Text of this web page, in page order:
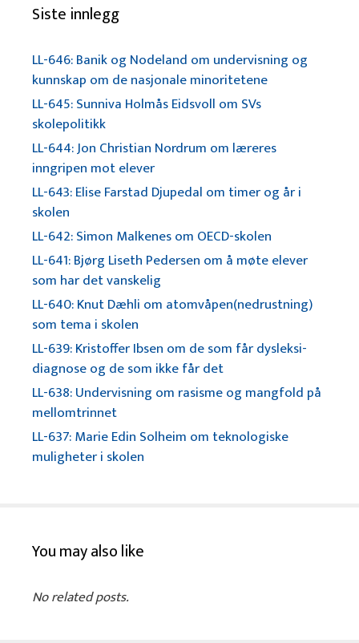
Siste innlegg
LL-646: Banik og Nodeland om undervisning og
kunnskap om de nasjonale minoritetene
LL-645: Sunniva Holmås Eidsvoll om SVs
skolepolitikk
LL-644: Jon Christian Nordrum om læreres
inngripen mot elever
LL-643: Elise Farstad Djupedal om timer og år i
skolen
LL-642: Simon Malkenes om OECD-skolen
LL-641: Bjørg Liseth Pedersen om å møte elever
som har det vanskelig
LL-640: Knut Dæhli om atomvåpen(nedrustning)
som tema i skolen
LL-639: Kristoffer Ibsen om de som får dysleksi-
diagnose og de som ikke får det
LL-638: Undervisning om rasisme og mangfold på
mellomtrinnet
LL-637: Marie Edin Solheim om teknologiske
muligheter i skolen
You may also like
No related posts.